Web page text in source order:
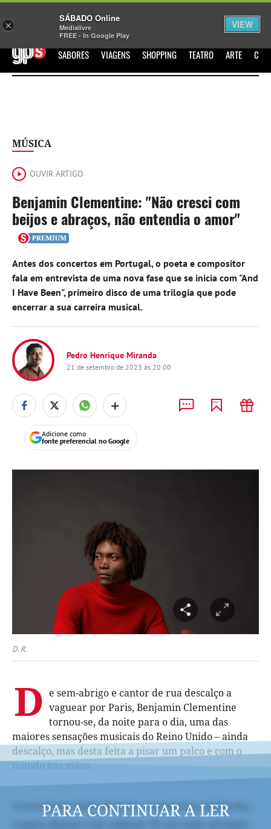
Sábado Assine Iniciar Sessão
GPS SABORES VIAGENS SHOPPING TEATRO ARTE
MÚSICA
OUVIR ARTIGO
Benjamin Clementine: "Não cresci com
beijos e abraços, não entendia o amor"
Antes dos concertos em Portugal, o poeta e compositor
fala em entrevista de uma nova fase que se inicia com "And
I Have Been", primeiro disco de uma trilogia que pode
encerrar a sua carreira musical.
Pedro Henrique Miranda
21 de setembro de 2023 às 20:00
+
Adicione como
fonte preferencial no Google
D. R.
D e sem-abrigo e cantor de rua descalço a
vaguear por Paris, Benjamin Clementine
tornou-se, da noite para o dia, uma das
maiores sensações musicais do Reino Unido – ainda
descalço, mas desta feita a pisar um palco e com o
mundo nas mãos.
PARA CONTINUAR A LER
×
SÁBADO Online
Medialivre
FREE - In Google Play
VIEW